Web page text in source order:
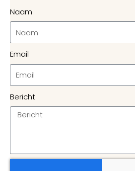
Naam
Email
Bericht